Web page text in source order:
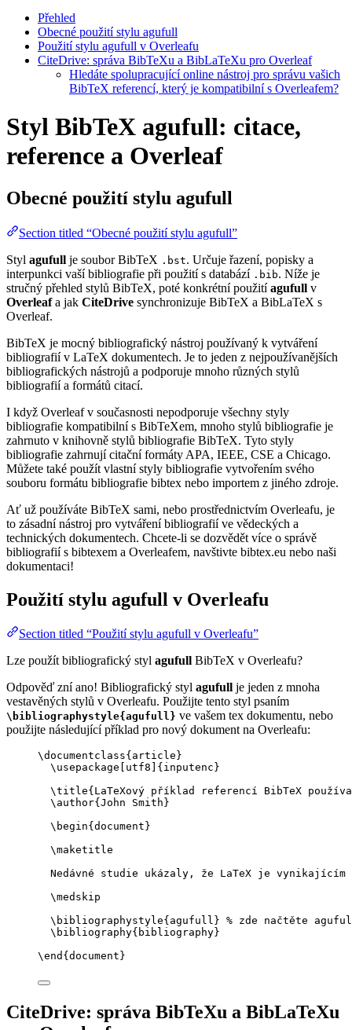
Přehled
Obecné použití stylu agufull
Použití stylu agufull v Overleafu
CiteDrive: správa BibTeXu a BibLaTeXu pro Overleaf
Hledáte spolupracující online nástroj pro správu vašich
BibTeX referencí, který je kompatibilní s Overleafem?
Styl BibTeX agufull: citace,
reference a Overleaf
Obecné použití stylu agufull
Section titled “Obecné použití stylu agufull”
Styl agufull je soubor BibTeX .bst. Určuje řazení, popisky a
interpunkci vaší bibliografie při použití s databází .bib. Níže je
stručný přehled stylů BibTeX, poté konkrétní použitíagufull v
Overleafa jak CiteDrive synchronizuje BibTeX a BibLaTeX s
Overleaf.
BibTeX je mocný bibliografický nástroj používaný k vytváření
bibliografií v LaTeX dokumentech. Je to jeden z nejpoužívanějších
bibliografických nástrojů a podporuje mnoho různých stylů
bibliografií a formátů citací.
I když Overleaf v současnosti nepodporuje všechny styly
bibliografie kompatibilní s BibTeXem, mnoho stylů bibliografie je
zahrnuto v knihovně stylů bibliografie BibTeX. Tyto styly
bibliografie zahrnují citační formáty APA, IEEE, CSE a Chicago.
Můžete také použít vlastní styly bibliografie vytvořením svého
souboru formátu bibliografie bibtex nebo importem z jiného zdroje.
Ať už používáte BibTeX sami, nebo prostřednictvím Overleafu, je
to zásadní nástroj pro vytváření bibliografií ve vědeckých a
technických dokumentech. Chcete-li se dozvědět více o správě
bibliografií s bibtexem a Overleafem, navštivte bibtex.eu nebo naši
dokumentaci!
Použití stylu agufull v Overleafu
Section titled “Použití stylu agufull v Overleafu”
Lze použít bibliografický styl agufull BibTeX v Overleafu?
Odpověď zní ano! Bibliografický styl agufull je jeden z mnoha
vestavěných stylů v Overleafu. Použijte tento styl psaním
\bibliographystyle{agufull} ve vašem tex dokumentu, nebo
použijte následující příklad pro nový dokument na Overleafu:
\documentclass{ article }
\usepackage
utf8 ]{ inputenc }
\title{LaTeXový příklad referencí BibTeX
\author{John Smith}
\begin{ document }
\maketitle
Nedávné studie ukázaly, že LaTeX je vynikajícím
\medskip
\bibliographystyle{agufull} % zde načtěte
\bibliography{bibliography}
\end { document }
CiteDrive: správa BibTeXu a BibLaTeXu